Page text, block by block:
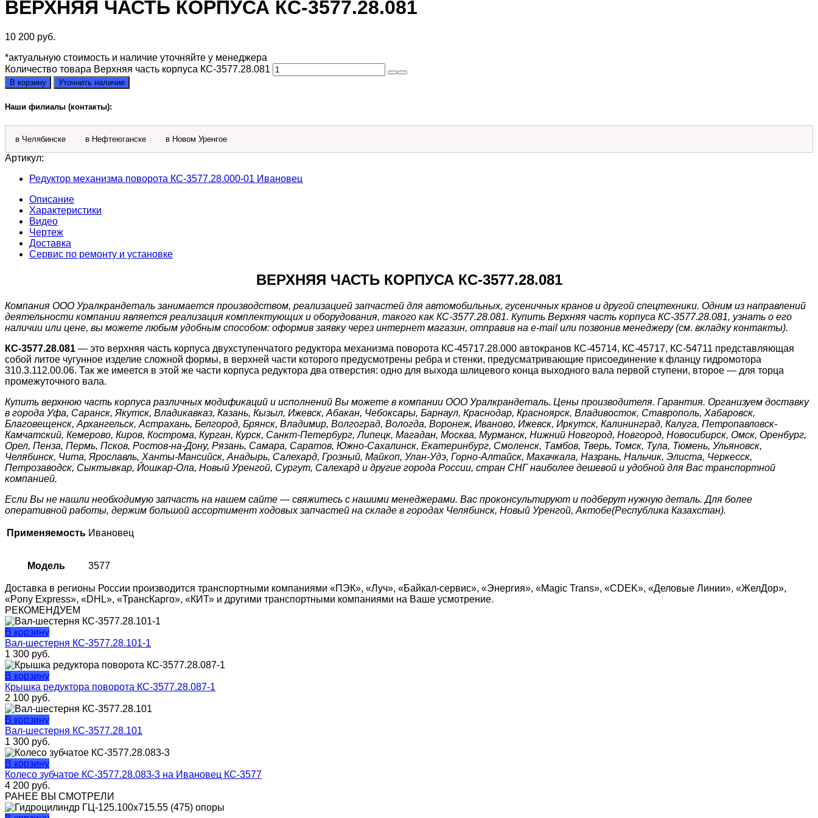
ВЕРХНЯЯ ЧАСТЬ КОРПУСА КС-3577.28.081
10 200 руб.
*актуальную стоимость и наличие уточняйте у менеджера
Количество товара Верхняя часть корпуса КС-3577.28.081
В корзину Уточнить наличие
Наши филиалы (контакты):
в Челябинске в Нефтеюганске в Новом Уренгое
Артикул:
Редуктор механизма поворота КС-3577.28.000-01 Ивановец
Описание
Характеристики
Видео
Чертеж
Доставка
Сервис по ремонту и установке
ВЕРХНЯЯ ЧАСТЬ КОРПУСА КС-3577.28.081
Компания ООО Уралкрандеталь занимается производством, реализацией запчастей для автомобильных, гусеничных кранов и другой спецтехники. Одним из направлений
деятельности компании является реализация комплектующих и оборудования, такого как КС-3577.28.081. Купить Верхняя часть корпуса КС-3577.28.081, узнать о его
наличии или цене, вы можете любым удобным способом: оформив заявку через интернет магазин, отправив на e-mail или позвонив менеджеру (см. вкладку контакты).
КС-3577.28.081 — это верхняя часть корпуса двухступенчатого редуктора механизма поворота КС-45717.28.000 автокранов КС-45714, КС-45717, КС-54711 представляющая
собой литое чугунное изделие сложной формы, в верхней части которого предусмотрены ребра и стенки, предусматривающие присоединение к фланцу гидромотора
310.3.112.00.06. Так же имеется в этой же части корпуса редуктора два отверстия: одно для выхода шлицевого конца выходного вала первой ступени, второе — для торца
промежуточного вала.
Купить верхнюю часть корпуса различных модификаций и исполнений Вы можете в компании ООО Уралкрандеталь. Цены производителя. Гарантия. Организуем доставку
в города Уфа, Саранск, Якутск, Владикавказ, Казань, Кызыл, Ижевск, Абакан, Чебоксары, Барнаул, Краснодар, Красноярск, Владивосток, Ставрополь, Хабаровск,
Благовещенск, Архангельск, Астрахань, Белгород, Брянск, Владимир, Волгоград, Вологда, Воронеж, Иваново, Ижевск, Иркутск, Калининград, Калуга, Петропавловск-
Камчатский, Кемерово, Киров, Кострома, Курган, Курск, Санкт-Петербург, Липецк, Магадан, Москва, Мурманск, Нижний Новгород, Новгород, Новосибирск, Омск, Оренбург,
Орел, Пенза, Пермь, Псков, Ростов-на-Дону, Рязань, Самара, Саратов, Южно-Сахалинск, Екатеринбург, Смоленск, Тамбов, Тверь, Томск, Тула, Тюмень, Ульяновск,
Челябинск, Чита, Ярославль, Ханты-Мансийск, Анадырь, Салехард, Грозный, Майкоп, Улан-Удэ, Горно-Алтайск, Махачкала, Назрань, Нальчик, Элиста, Черкесск,
Петрозаводск, Сыктывкар, Йошкар-Ола, Новый Уренгой, Сургут, Салехард и другие города России, стран СНГ наиболее дешевой и удобной для Вас транспортной
компанией.
Если Вы не нашли необходимую запчасть на нашем сайте — свяжитесь с нашими менеджерами. Вас проконсультируют и подберут нужную деталь. Для более
оперативной работы, держим большой ассортимент ходовых запчастей на складе в городах Челябинск, Новый Уренгой, Актобе(Республика Казахстан).
Применяемость Ивановец
Модель 3577
Доставка в регионы России производится транспортными компаниями «ПЭК», «Луч», «Байкал-сервис», «Энергия», «Magic Trans», «CDEK», «Деловые Линии», «ЖелДор»,
«Pony Express», «DHL», «ТрансКарго», «КИТ» и другими транспортными компаниями на Ваше усмотрение.
РЕКОМЕНДУЕМ
В корзину
Вал-шестерня КС-3577.28.101-1
1 300 руб.
В корзину
Крышка редуктора поворота КС-3577.28.087-1
2 100 руб.
В корзину
Вал-шестерня КС-3577.28.101
1 300 руб.
В корзину
Колесо зубчатое КС-3577.28.083-3 на Ивановец КС-3577
4 200 руб.
РАНЕЕ ВЫ СМОТРЕЛИ